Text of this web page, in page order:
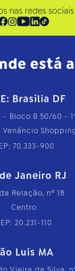
nas redes sociais
está a
Brasília DF
- Bloco B 50/60 -
70.333-900
Janeiro RJ
Relação, nº 18
Centro
20.231-110
Luís MA